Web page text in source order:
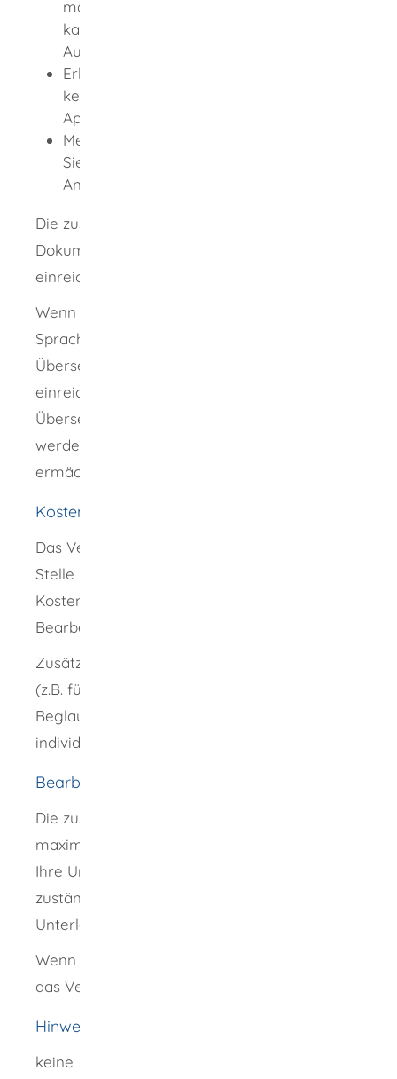
maximal 3 Monate alt sein. Der Nachweis
kann von einer Behörde aus Ihrem
Ausbildungsstaat sein.)
Erklärung, dass Sie in Deutschland noch
keinen Antrag auf Erteilung der
Approbation gestellt haben
Meldebescheinigung oder Erklärung, dass
Sie dort arbeiten wollen, wo Sie den
Antrag stellen
Die zuständige Stelle teilt Ihnen mit, welche
Dokumente Sie im Original oder als Kopie
einreichen müssen.
Wenn Ihre Unterlagen nicht in deutscher
Sprache vorliegen, müssen Sie deutsche
Übersetzungen von Ihren Unterlagen
einreichen. Die Übersetzungen müssen von
Übersetzerinnen und Übersetzern gemacht
werden, die öffentlich bestellt oder
ermächtigt sind.
Kosten
Das Verfahren kostet Geld. Die zuständige
Stelle informiert Sie über die Kosten. Die
Kosten hängen oft von dem Aufwand für die
Bearbeitung ab.
Zusätzlich können weitere Kosten entstehen
(z.B. für Übersetzungen oder
Beglaubigungen). Diese Kosten sind
individuell unterschiedlich.
Bearbeitungsdauer
Die zuständige Stelle bestätigt Ihnen nach
maximal einem Monat, dass Ihr Antrag und
Ihre Unterlagen angekommen sind. Die
zuständige Stelle teilt Ihnen mit, wenn
Unterlagen fehlen.
Wenn die Unterlagen vollständig sind, dauert
das Verfahren maximal 4 Monate.
Hinweise
keine